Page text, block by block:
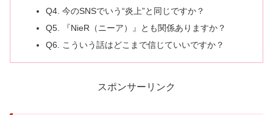
Q4. 今のSNSでいう“炎上”と同じですか？
Q5. 『NieR（ニーア）』とも関係ありますか？
Q6. こういう話はどこまで信じていいですか？
スポンサーリンク